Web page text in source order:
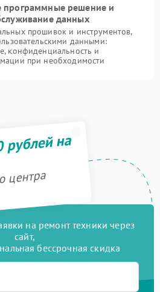
программные решение и
данных
прошивок и инструментов,
данными:
конфиденциальность и
при необходимости
на
центра
на ремонт техники через
сайт,
бессрочная скидка